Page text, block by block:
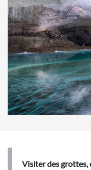
Visiter des grottes,